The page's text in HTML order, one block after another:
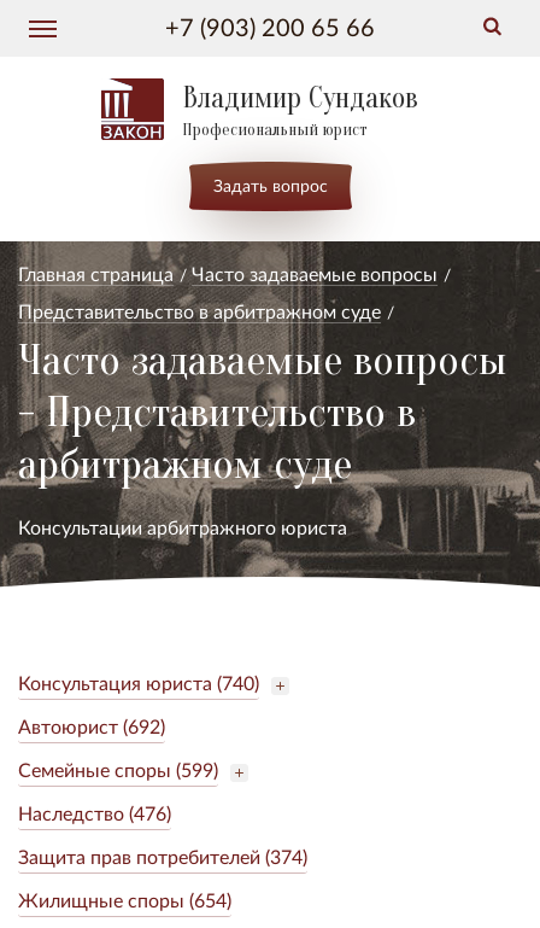
+7 (903) 200 65 66
Владимир Сундаков
Професиональный юрист
Задать вопрос
Главная страница
Часто задаваемые вопросы
Представительство в арбитражном суде
Часто задаваемые вопросы
- Представительство в
арбитражном суде
Консультации арбитражного юриста
Консультация юриста (740)
Автоюрист (692)
Семейные споры (599)
Наследство (476)
Защита прав потребителей (374)
Жилищные споры (654)